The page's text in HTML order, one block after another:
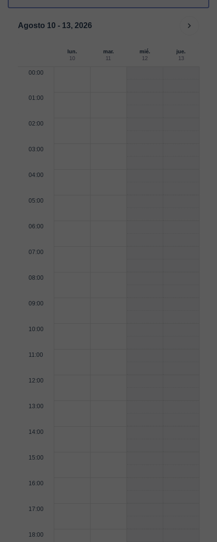
Agosto 10 - 13, 2026
lun.
10
mar.
11
mié.
12
jue.
13
00:00
01:00
02:00
03:00
04:00
05:00
06:00
07:00
08:00
09:00
10:00
11:00
12:00
13:00
14:00
15:00
16:00
17:00
18:00